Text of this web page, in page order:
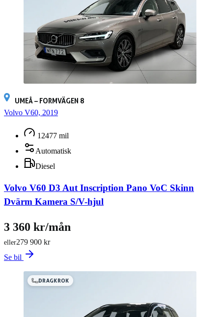
UMEÅ – FORMVÄGEN 8
Volvo V60, 2019
12477 mil
Automatisk
Diesel
Volvo V60 D3 Aut Inscription Pano VoC Skinn
Dvärm Kamera S/V-hjul
279 900 kr
eller
3 360 kr/mån
Se bil
DRAGKROK